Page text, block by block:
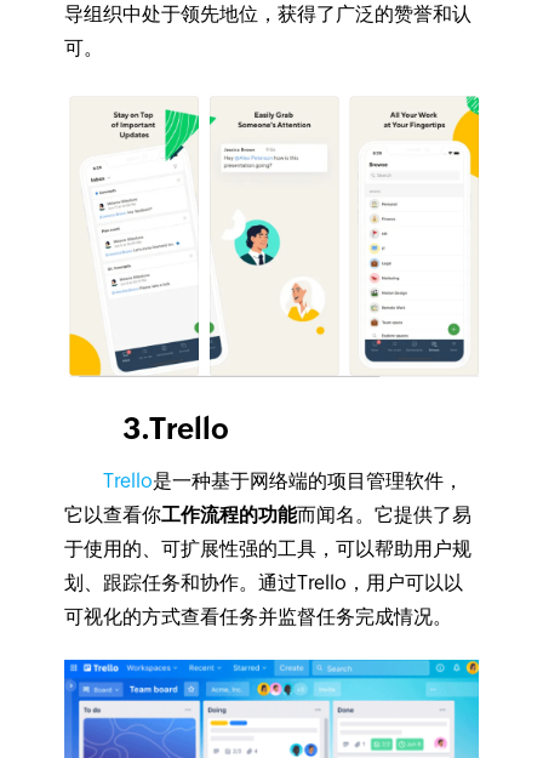
导组织中处于领先地位，获得了广泛的赞誉和认
可。
3.Trello
Trello是一种基于网络端的项目管理软件，
它以查看你工作流程的功能而闻名。它提供了易
于使用的、可扩展性强的工具，可以帮助用户规
划、跟踪任务和协作。通过Trello，用户可以以
可视化的方式查看任务并监督任务完成情况。